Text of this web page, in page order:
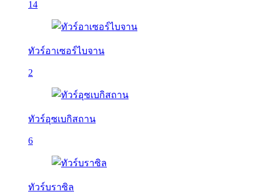
14
ทัวร์อาเซอร์ไบจาน
2
ทัวร์อุซเบกิสถาน
6
ทัวร์บราซิล